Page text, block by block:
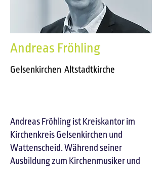
Andreas Fröhling
Gelsenkirchen Altstadtkirche
Andreas Fröhling ist Kreiskantor im
Kirchenkreis Gelsenkirchen und
Wattenscheid. Während seiner
Ausbildung zum Kirchenmusiker und